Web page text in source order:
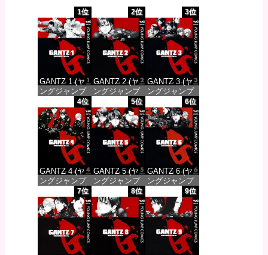
1位
GANTZ 1 (ヤ
ングジャンプ
コミックス
DIGITAL)
価格：¥100
2位
GANTZ 2 (ヤ
ングジャンプ
コミックス
DIGITAL)
価格：¥100
3位
GANTZ 3 (ヤ
ングジャンプ
コミックス
DIGITAL)
価格：¥100
4位
GANTZ 4 (ヤ
ングジャンプ
コミックス
DIGITAL)
価格：¥100
5位
GANTZ 5 (ヤ
ングジャンプ
コミックス
DIGITAL)
価格：¥100
6位
GANTZ 6 (ヤ
ングジャンプ
コミックス
DIGITAL)
価格：¥100
7位 8位 9位